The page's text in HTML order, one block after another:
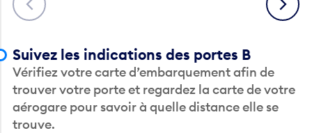
Suivez les indications des portes B
Vérifiez votre carte d’embarquement afin de
trouver votre porte et regardez la carte de votre
aérogare pour savoir à quelle distance elle se
trouve.